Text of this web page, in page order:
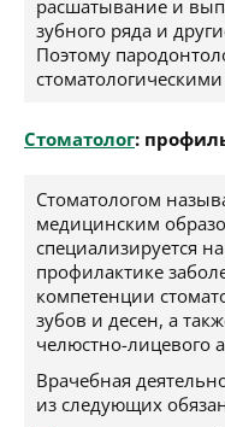
расшатывание и
зубного ряда и
Поэтому
Стоматолог:
Стоматологом
медицинским
специализируется
профилактике
компетенции
зубов и десен, а
челюстно-лицевого
Врачебная
из следующих